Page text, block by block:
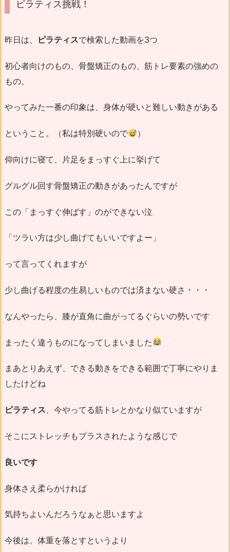
ピラティス挑戦！
昨日は、 ピラティスで検索した動画を3つ
初心者向けのもの、骨盤矯正のもの、筋トレ要素の強めの
もの。
やってみた一番の印象は、身体が硬いと難しい動きがある
ということ。（私は特別硬いので ）
仰向けに寝て、片足をまっすぐ上に挙げて
グルグル回す骨盤矯正の動きがあったんですが
この「まっすぐ伸ばす」のができない泣
「ツラい方は少し曲げてもいいですよー」
って言ってくれますが
少し曲げる程度の生易しいものでは済まない硬さ・・・
なんやったら、膝が直角に曲がってるぐらいの勢いです
まったく違うものになってしまいました
まあとりあえず、できる動きをできる範囲で丁寧にやりま
したけどね
ピラティス、今やってる筋トレとかなり似ていますが
そこにストレッチもプラスされたような感じで
良いです
身体さえ柔らかければ
気持ちよいんだろうなぁと思いますよ
今後は、体重を落とすというより